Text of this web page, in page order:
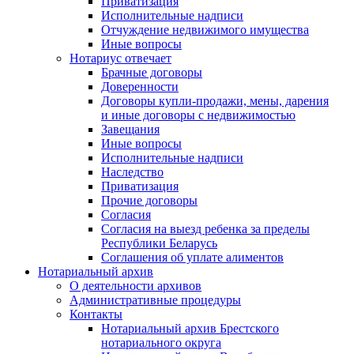
Исполнительные надписи
Отчуждение недвижимого имущества
Иные вопросы
Нотариус отвечает
Брачные договоры
Доверенности
Договоры купли-продажи, мены, дарения
и иные договоры с недвижимостью
Завещания
Иные вопросы
Исполнительные надписи
Наследство
Приватизация
Прочие договоры
Согласия
Согласия на выезд ребенка за пределы
Республики Беларусь
Соглашения об уплате алиментов
Нотариальный архив
О деятельности архивов
Административные процедуры
Контакты
Нотариальный архив Брестского
нотариального округа